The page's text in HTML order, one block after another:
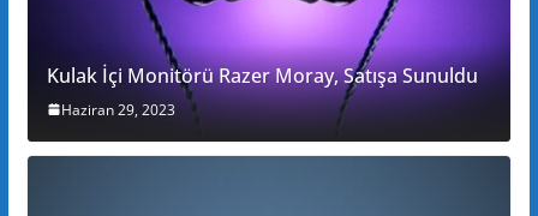
Kulak İçi Monitörü Razer Moray, Satışa Sunuldu
Haziran 29, 2023